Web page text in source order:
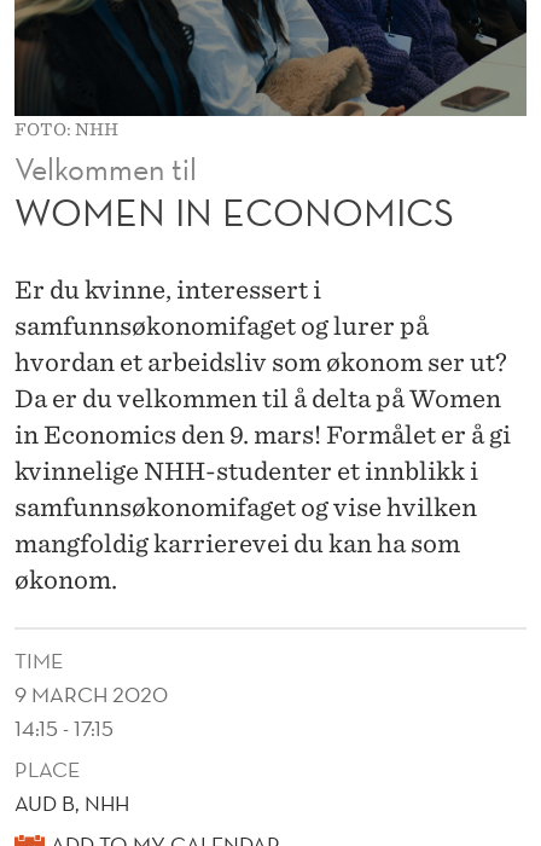
M
C
SFOTO: NHH
Velkommen til
WOMEN IN ECONOMICS
Er du kvinne, interessert i
samfunnsøkonomifaget og lurer på
hvordan et arbeidsliv som økonom ser ut?
Da er du velkommen til å delta på Women
in Economics den 9. mars! Formålet er å gi
kvinnelige NHH-studenter et innblikk i
samfunnsøkonomifaget og vise hvilken
mangfoldig karrierevei du kan ha som
økonom.
TIME
9 MARCH 2020
14:15 - 17:15
PLACE
AUD B, NHH